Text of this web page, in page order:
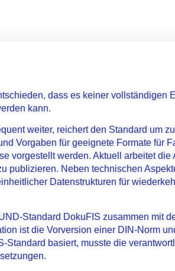
dass es keiner vollständigen
kann.
weiter, reichert den Standard um
Vorgaben für geeignete Formate für
vorgestellt werden. Aktuell arbeitet die
publizieren. Neben technischen
Datenstrukturen für
Standard DokuFIS zusammen mit
ist die Vorversion einer DIN-Norm
basiert, musste die